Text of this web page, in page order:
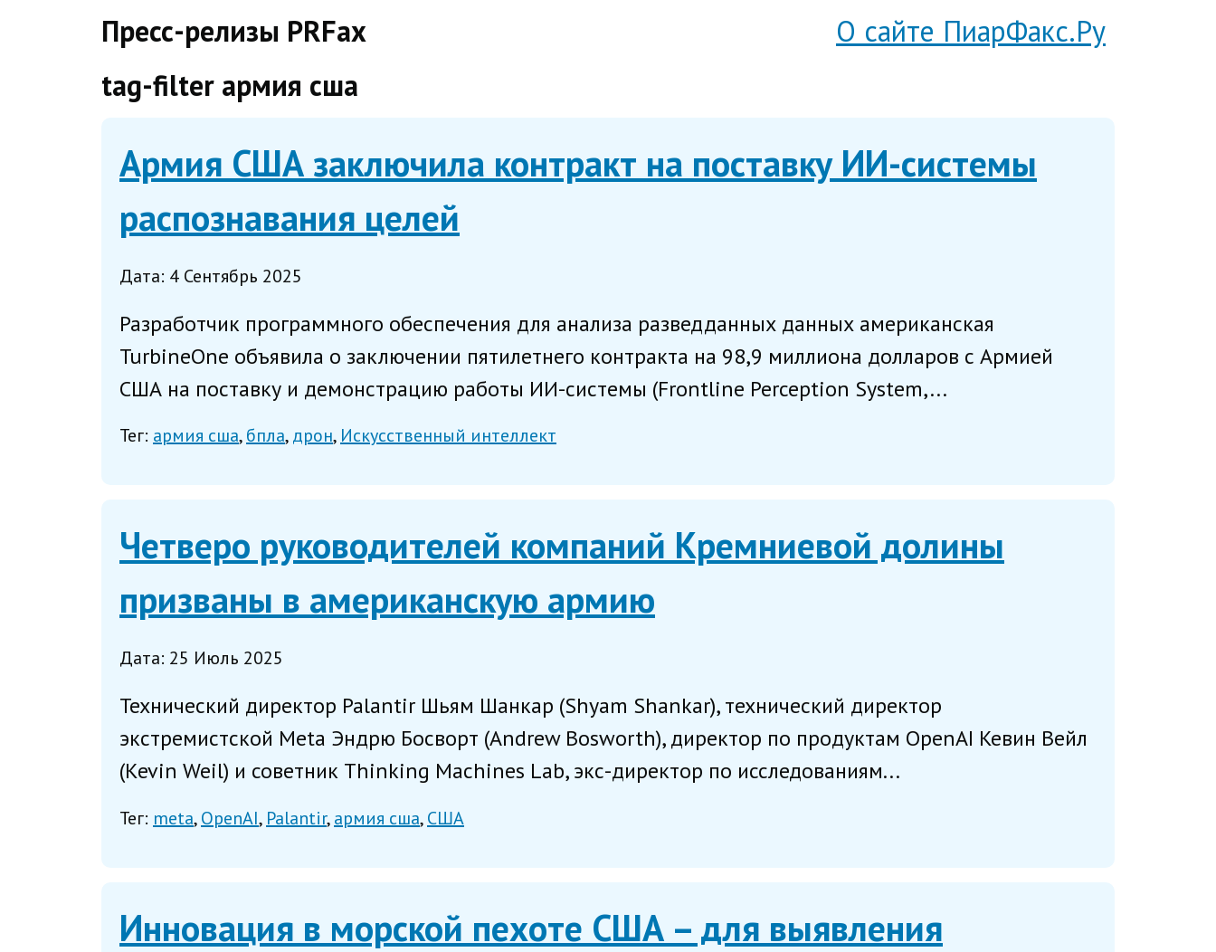
Пресс-релизы PRFax
О сайте ПиарФакс.Ру
tag-filter армия сша
Армия США заключила контракт на поставку ИИ-системы
распознавания целей
Дата: 4 Сентябрь 2025
Разработчик программного обеспечения для анализа разведданных данных американская
TurbineOne объявила о заключении пятилетнего контракта на 98,9 миллиона долларов с Армией
США на поставку и демонстрацию работы ИИ-системы (Frontline Perception System,...
Тег: армия сша бпла дрон Искусственный интеллект
Четверо руководителей компаний Кремниевой долины
призваны в американскую армию
Дата: 25 Июль 2025
Технический директор Palantir Шьям Шанкар (Shyam Shankar), технический директор
экстремистской Meta Эндрю Босворт (Andrew Bosworth), директор по продуктам OpenAI Кевин Вейл
(Kevin Weil) и советник Thinking Machines Lab, экс-директор по исследованиям...
Тег: meta OpenAI Palantir армия сша США
Инновация в морской пехоте США – для выявления